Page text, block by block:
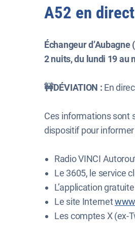
A52 en
Échangeur d’Aubagne
2 nuits, du lundi 19 au
🚧DÉVIATION : En
Ces informations sont
dispositif pour
Radio VINCI
Le 3605, le service
L’application
Le site Internet
Les comptes X (ex-